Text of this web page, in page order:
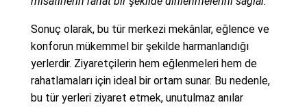
Sonuç olarak, bu tür merkezi mekânlar, eğlence ve
konforun mükemmel bir şekilde harmanlandığı
yerlerdir. Ziyaretçilerin hem eğlenmeleri hem de
rahatlamaları için ideal bir ortam sunar. Bu nedenle,
bu tür yerleri ziyaret etmek, unutulmaz anılar